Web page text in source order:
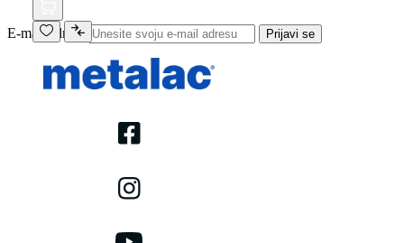
E-mail adresa Prijavi se